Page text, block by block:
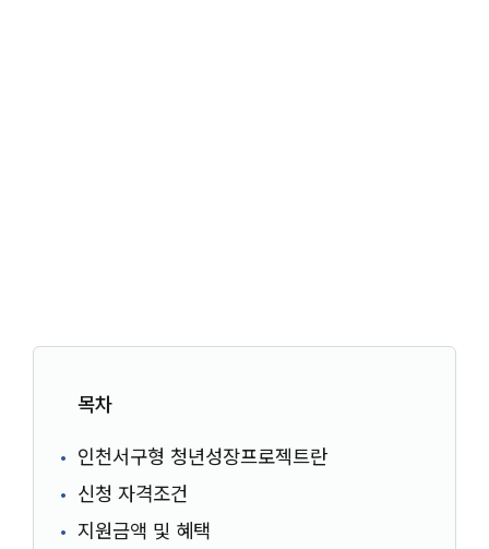
목차
인천서구형 청년성장프로젝트란
신청 자격조건
지원금액 및 혜택